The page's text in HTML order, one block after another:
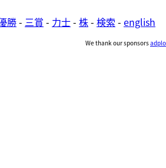
勝- 三賞 - 力士- 株- 検索 - english
We thank our sponsors